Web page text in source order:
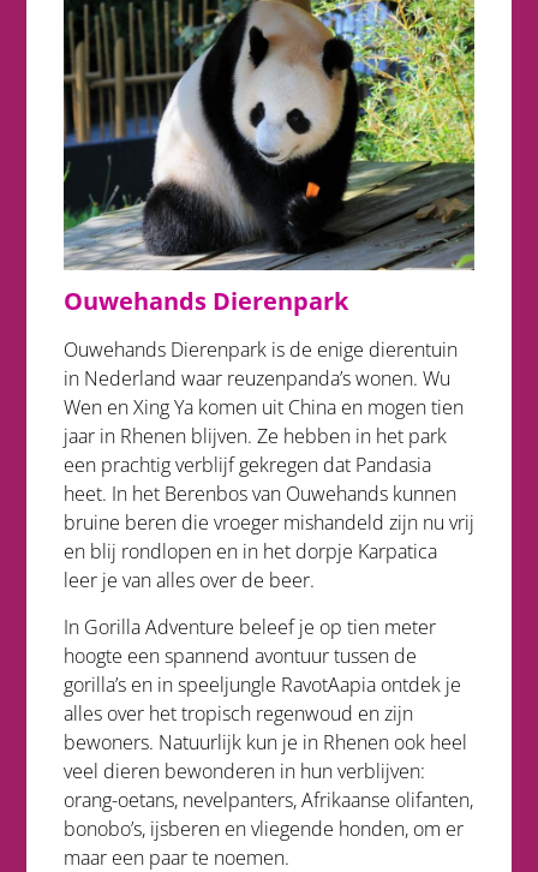
Ouwehands Dierenpark
Ouwehands Dierenpark is de enige dierentuin
in Nederland waar reuzenpanda’s wonen. Wu
Wen en Xing Ya komen uit China en mogen tien
jaar in Rhenen blijven. Ze hebben in het park
een prachtig verblijf gekregen dat Pandasia
heet. In het Berenbos van Ouwehands kunnen
bruine beren die vroeger mishandeld zijn nu vrij
en blij rondlopen en in het dorpje Karpatica
leer je van alles over de beer.
In Gorilla Adventure beleef je op tien meter
hoogte een spannend avontuur tussen de
gorilla’s en in speeljungle RavotAapia ontdek je
alles over het tropisch regenwoud en zijn
bewoners. Natuurlijk kun je in Rhenen ook heel
veel dieren bewonderen in hun verblijven:
orang-oetans, nevelpanters, Afrikaanse olifanten,
bonobo’s, ijsberen en vliegende honden, om er
maar een paar te noemen.